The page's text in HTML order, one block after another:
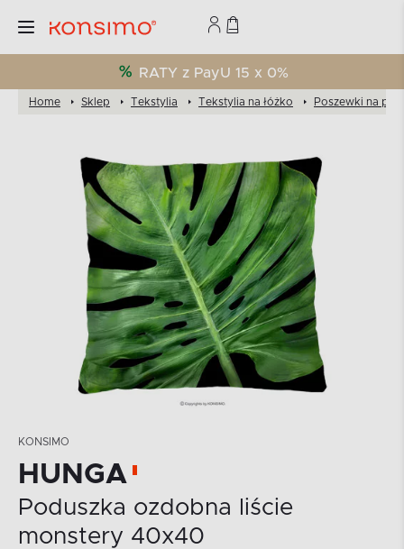
RATY z PayU 15 x 0%
Home Sklep Tekstylia Tekstylia na łóżko Poszewki na
KONSIMO
HUNGA
Poduszka ozdobna liście
monstery 40x40